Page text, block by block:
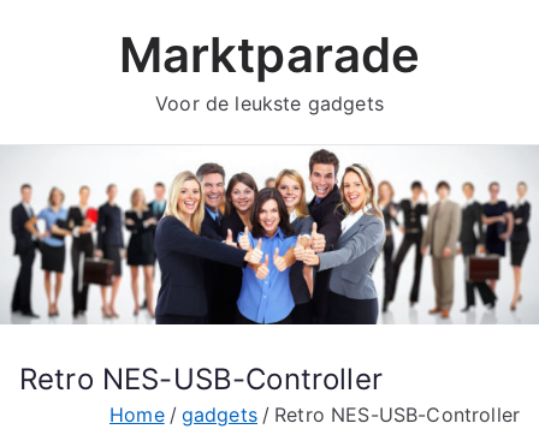
Marktparade
Voor de leukste gadgets
Retro NES-USB-Controller
Home gadgets Retro NES-USB-Controller